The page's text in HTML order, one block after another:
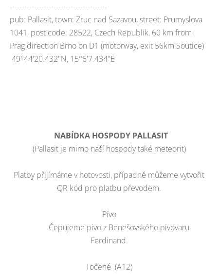
----------------------------------------
pub: Pallasit, town: Zruc nad Sazavou, street: Prumyslova
1041, post code: 28522, Czech Republik, 60 km from
Prag direction Brno on D1 (motorway, exit 56km Soutice)
49°44'20.432"N, 15°6'7.434"E
NABÍDKA HOSPODY PALLASIT
(Pallasit je mimo naší hospody také meteorit)
Platby přijímáme v hotovosti, případně můžeme vytvořit
QR kód pro platbu převodem.
Pívo
Čepujeme pivo z Benešovského pivovaru
Ferdinand.
Točené (A12)